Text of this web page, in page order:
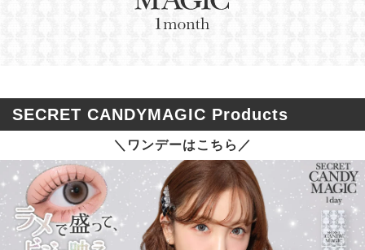
SECRET CANDYMAGIC Products
＼ワンデーはこちら／